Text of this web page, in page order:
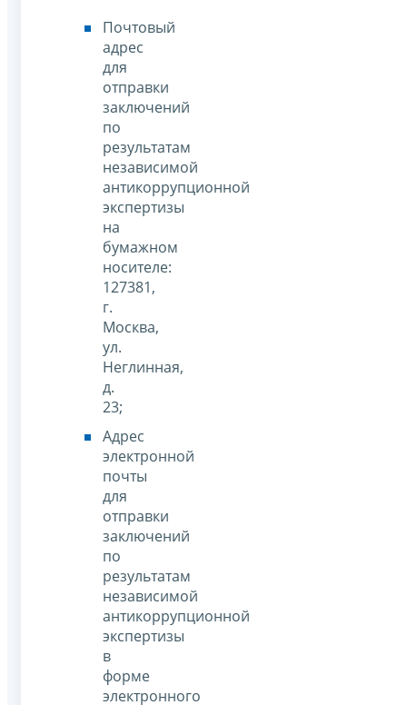
Почтовый
адрес
для
отправки
заключений
по
результатам
независимой
антикоррупционной
экспертизы
на
бумажном
носителе:
127381,
г.
Москва,
ул.
Неглинная,
д.
23;
Адрес
электронной
почты
для
отправки
заключений
по
результатам
независимой
антикоррупционной
экспертизы
в
форме
электронного